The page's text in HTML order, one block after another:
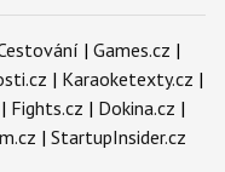
| Games.cz |
| Karaoketexty.cz |
| Fights.cz | Dokina.cz |
| StartupInsider.cz